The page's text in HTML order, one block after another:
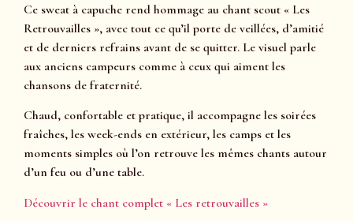
Ce sweat à capuche rend hommage au chant scout « Les
Retrouvailles », avec tout ce qu’il porte de veillées, d’amitié
et de derniers refrains avant de se quitter. Le visuel parle
aux anciens campeurs comme à ceux qui aiment les
chansons de fraternité.
Chaud, confortable et pratique, il accompagne les soirées
fraîches, les week-ends en extérieur, les camps et les
moments simples où l’on retrouve les mêmes chants autour
d’un feu ou d’une table.
Découvrir le chant complet « Les retrouvailles »